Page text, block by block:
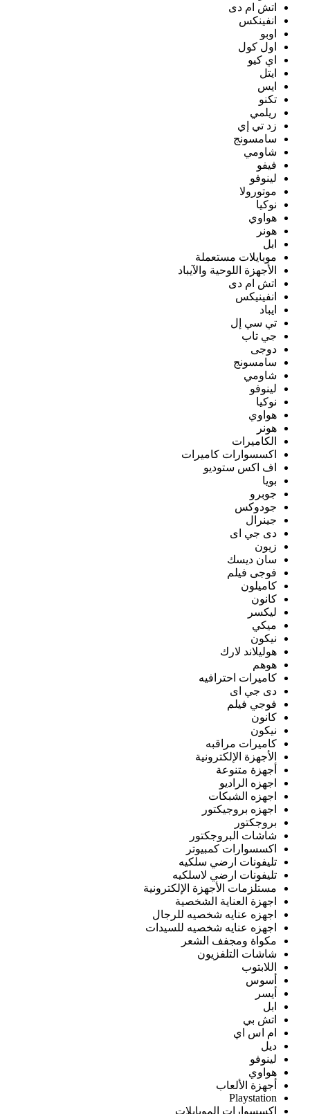
اتش ام دى
انفينكس
اوبو
اول كول
اي كيو
ايتل
ايس
تكنو
ريلمي
زد تي إي
سامسونج
شاومي
فيفو
لينوفو
موتورولا
نوكيا
هواوي
هونر
ابل
موبايلات مستعملة
الأجهزة اللوحية والآيباد
اتش ام دى
انفينيكس
ايباد
تي سي إل
جي تاب
دوجى
سامسونج
شاومي
لينوفو
نوكيا
هواوي
هونر
الكاميرات
اكسسوارات كاميرات
اف اكس ستوديو
بويا
جوبرو
جودوكس
جينرال
دى جي اى
زيون
سان ديسك
فوجى فيلم
كاميلون
كانون
ليكسر
ميكي
نيكون
هوليلاند لارك
هوهم
كاميرات احترافيه
دى جي اى
فوجي فيلم
كانون
نيكون
كاميرات مراقبه
الأجهزة الإلكترونية
أجهزة متنوعة
اجهزه الراديو
اجهزه الشبكات
اجهزه بروجيكتور
بروجكتور
شاشات البروجكتور
اكسسوارات كمبيوتر
تليفونات ارضي سلكيه
تليفونات ارضي لاسلكيه
مستلزمات الأجهزة الإلكترونية
اجهزة العناية الشخصية
اجهزه عنايه شخصيه للرجال
اجهزه عنايه شخصيه للسيدات
مكواة ومجفف الشعر
شاشات التلفزيون
اللابتوب
أسوس
أيسر
ابل
اتش بي
ام اس اي
ديل
لينوفو
هواوي
أجهزة الألعاب
Playstation
اكسسوارات الموبايلات